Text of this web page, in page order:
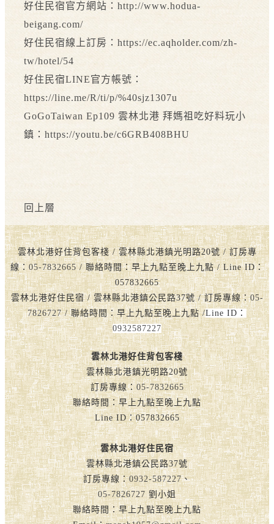
好住民宿官方網站：http://www.hodua-
beigang.com/
好住民宿線上訂房：https://ec.aqholder.com/zh-
tw/hotel/54
好住民宿LINE官方帳號：
https://line.me/R/ti/p/%40sjz1307u
GoGoTaiwan Ep109 雲林北港 拜媽祖吃好料玩小
鎮：https://youtu.be/c6GRB408BHU
回上層
雲林北港好住背包客棧 / 雲林縣北港鎮光明路20號 / 訂房專
線： 05-7832665/ 聯絡時間：早上九點至晚上九點 / Line ID：
057832665
雲林北港好住民宿 / 雲林縣北港鎮公民路37號 / 訂房專線：05-
7826727/ 聯絡時間：早上九點至晚上九點 /Line ID：
0932587227
雲林北港好住背包客棧
雲林縣北港鎮光明路20號
訂房專線：05-7832665
聯絡時間：早上九點至晚上九點
Line ID：057832665
雲林北港好住民宿
雲林縣北港鎮公民路37號
訂房專線：0932-587227、
05-7826727劉小姐
聯絡時間：早上九點至晚上九點